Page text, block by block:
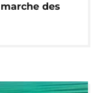
des